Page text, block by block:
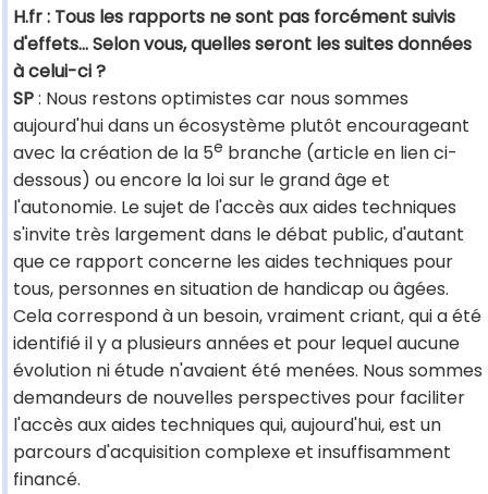
H.fr : Tous les rapports ne sont pas forcément suivis
d'effets... Selon vous, quelles seront les suites données
à celui-ci ?
SP: Nous restons optimistes car nous sommes
aujourd'hui dans un écosystème plutôt encourageant
avec la création de la 5e branche (article en lien ci-
dessous) ou encore la loi sur le grand âge et
l'autonomie. Le sujet de l'accès aux aides techniques
s'invite très largement dans le débat public, d'autant
que ce rapport concerne les aides techniques pour
tous, personnes en situation de handicap ou âgées.
Cela correspond à un besoin, vraiment criant, qui a été
identifié il y a plusieurs années et pour lequel aucune
évolution ni étude n'avaient été menées. Nous sommes
demandeurs de nouvelles perspectives pour faciliter
l'accès aux aides techniques qui, aujourd'hui, est un
parcours d'acquisition complexe et insuffisamment
financé.